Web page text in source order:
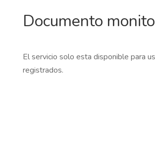
Documento
El servicio solo esta disponible para
registrados.